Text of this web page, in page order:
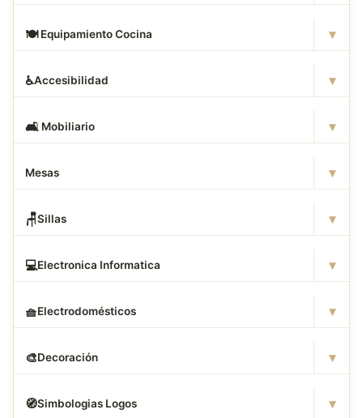
🍽️ Equipamiento Cocina ▾
♿Accesibilidad ▾
🛋 ️ Mobiliario ▾
Mesas ▾
🪑Sillas ▾
💻Electronica Informatica ▾
🧺Electrodomésticos ▾
🎨Decoración ▾
🧭Simbologias Logos ▾